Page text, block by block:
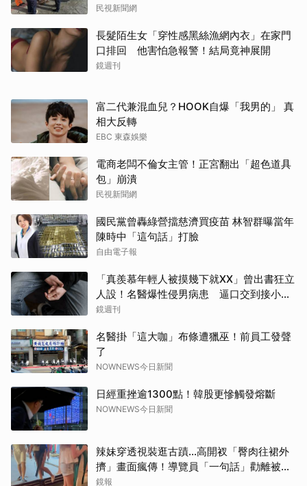
民視新聞網
長髮陌生女「穿性感黑絲漁網內衣」在家門
口排回 他害怕急報警！結局竟神展開
鏡週刊
富二代兼混血兒？HOOK自爆「我男的」 真
相大反轉
EBC 東森娛樂
電商老闆不倫女主管！正宮翻出「超色道具
包」崩潰
民視新聞網
國民黨曾轟綠營擋慈濟買疫苗 林智群曝當年
陳時中「這句話」打臉
自由電子報
「真羨慕年輕人被摸幾下就XX」曾出書狂立
人設！名醫爆性侵男病患 逼口交到接小孩
鬧鐘響才停
鏡週刊
名醫掛「這大咖」布條遭獵巫！前員工發聲
了
NOWNEWS今日新聞
日經重挫逾1300點！韓股更慘觸發熔斷
NOWNEWS今日新聞
辣妹穿透視裝逛古蹟…高開衩「臀肉往裙外
擠」畫面瘋傳！導覽員「一句話」勸離被狂
讚
鏡報